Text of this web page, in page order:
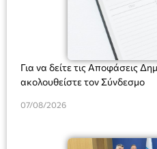
Για να δείτε τις Αποφάσεις
ακολουθείστε τον Σύνδεσμο
07/08/2026